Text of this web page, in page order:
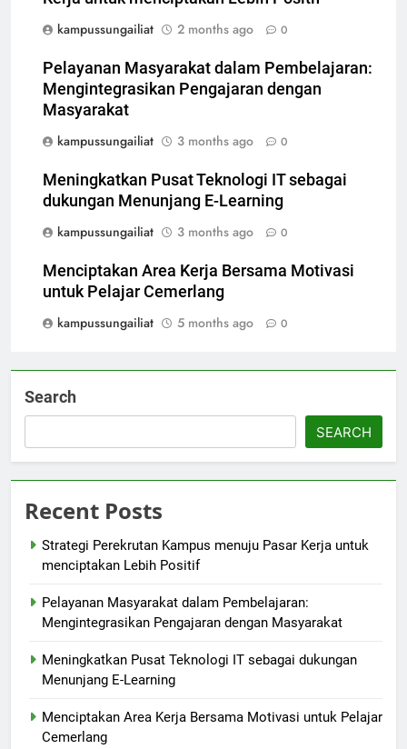
kampussungailiat
2 months ago 0
Pelayanan Masyarakat dalam Pembelajaran:
Mengintegrasikan Pengajaran dengan
Masyarakat
kampussungailiat
3 months ago 0
Meningkatkan Pusat Teknologi IT sebagai
dukungan Menunjang E-Learning
kampussungailiat
3 months ago 0
Menciptakan Area Kerja Bersama Motivasi
untuk Pelajar Cemerlang
kampussungailiat
5 months ago 0
Search
SEARCH
Recent Posts
Strategi Perekrutan Kampus menuju Pasar Kerja untuk
menciptakan Lebih Positif
Pelayanan Masyarakat dalam Pembelajaran:
Mengintegrasikan Pengajaran dengan Masyarakat
Meningkatkan Pusat Teknologi IT sebagai dukungan
Menunjang E-Learning
Menciptakan Area Kerja Bersama Motivasi untuk Pelajar
Cemerlang